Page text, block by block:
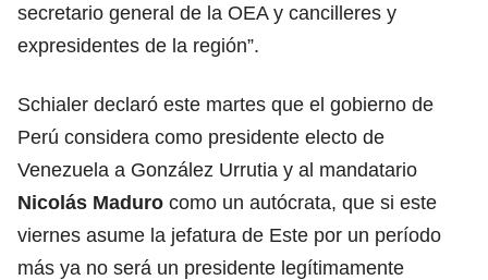
secretario general de la OEA y cancilleres y
expresidentes de la región”.
Schialer declaró este martes que el gobierno de
Perú considera como presidente electo de
Venezuela a González Urrutia y al mandatario
Nicolás Maduro como un autócrata, que si este
viernes asume la jefatura de Este por un período
más ya no será un presidente legítimamente